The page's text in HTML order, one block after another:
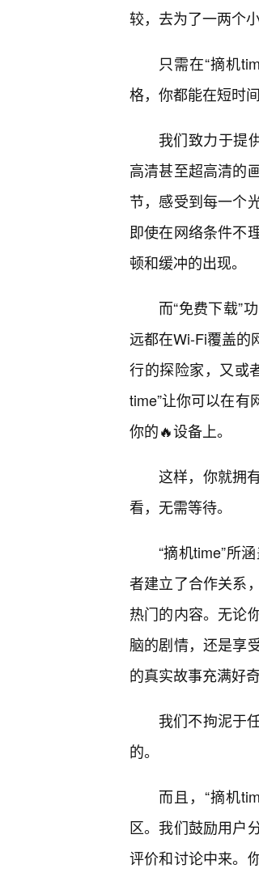
较，去为了一两个
只需在“摘机
格，你都能在短时
我们致力于提
高清甚至超高清的
节，感受到每一个
即使在网络条件不
顿和缓冲的出现。
而“免费下载”
远都在Wi-Fi覆盖的
行的探险家，又或
time”让你可以在有
你的🔥设备上。
这样，你就拥
看，无需等待。
“摘机time”所
者建立了合作关系
热门的内容。无论
脑的剧情，还是享
的真实故事充满好
我们不拘泥于
的。
而且，“摘机
区。我们鼓励用户
评价和讨论中来。